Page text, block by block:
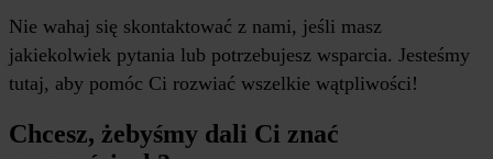
Nie wahaj się skontaktować z nami, jeśli masz
jakiekolwiek pytania lub potrzebujesz wsparcia. Jesteśmy
tutaj, aby pomóc Ci rozwiać wszelkie wątpliwości!
Chcesz, żebyśmy dali Ci znać